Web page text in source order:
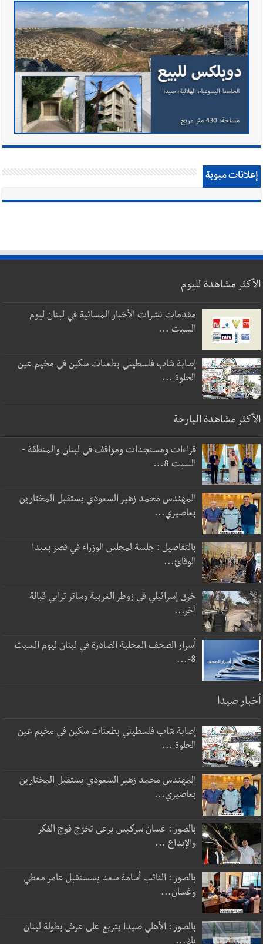
إعلانات مبوبة
الأكثر مشاهدة لليوم
مقدمات نشرات الأخبار المسائية في لبنان ليوم
السبت ...
إصابة شاب فلسطيني بطعنات سكين في مخيم عين
الحلوة ...
الأكثر مشاهدة البارحة
قراءات ومستجدات ومواقف في لبنان والمنطقة -
السبت 8...
المهندس محمد زهير السعودي يستقبل المختارين
بعاصيري...
بالتفاصيل : جلسة لمجلس الوزراء في قصر بعبدا
الوقائ...
خرق إسرائيلي في زوطر الغربية وساتر ترابي قبالة
آخر...
أسرار الصحف المحلية الصادرة في لبنان ليوم السبت
8-...
أخبار صيدا
إصابة شاب فلسطيني بطعنات سكين في مخيم عين
الحلوة ...
المهندس محمد زهير السعودي يستقبل المختارين
بعاصيري...
بالصور : غسان سركيس يرعى تخرّج فوج الفكر
والإبداع ...
بالصور : النائب أسامة سعد يسستقبل عامر معطي
وغسان...
بالصور : الأهلي صيدا يتربع على عرش بطولة لبنان